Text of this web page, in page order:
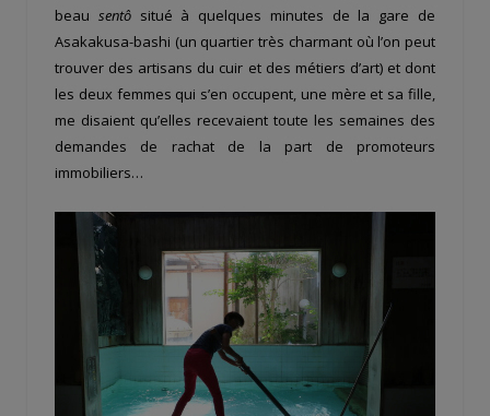
beau sentôsitué à quelques minutes de la gare de
Asakakusa-bashi (un quartier très charmant où l’on peut
trouver des artisans du cuir et des métiers d’art) et dont
les deux femmes qui s’en occupent, une mère et sa fille,
me disaient qu’elles recevaient toute les semaines des
demandes de rachat de la part de promoteurs
immobiliers…